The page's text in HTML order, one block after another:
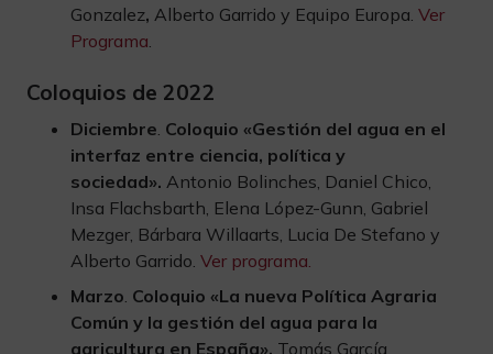
Gonzalez, Alberto Garrido y Equipo Europa. Ver
Programa
Coloquios de 2022
Diciembre. Coloquio «Gestión del agua en el
interfaz entre ciencia, política y
sociedad». Antonio Bolinches, Daniel Chico,
Insa Flachsbarth, Elena López-Gunn, Gabriel
Mezger, Bárbara Willaarts, Lucia De Stefano y
Alberto Garrido. Ver programa.
Marzo. Coloquio «La nueva Política Agraria
Común y la gestión del agua para la
agricultura en España». Tomás García